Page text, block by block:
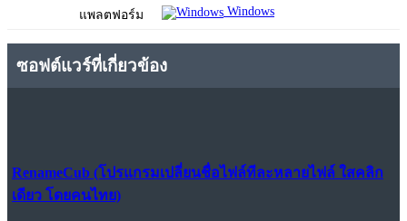
แพลตฟอร์ม Windows
ซอฟต์แวร์ที่เกี่ยวข้อง
RenameCub (โปรแกรมเปลี่ยนชื่อไฟล์ทีละหลายไฟล์ ใสคลิก
เดียว โดยคนไทย)